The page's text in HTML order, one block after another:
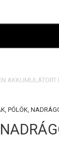
AKKUMULÁTORT
PÓLÓK,